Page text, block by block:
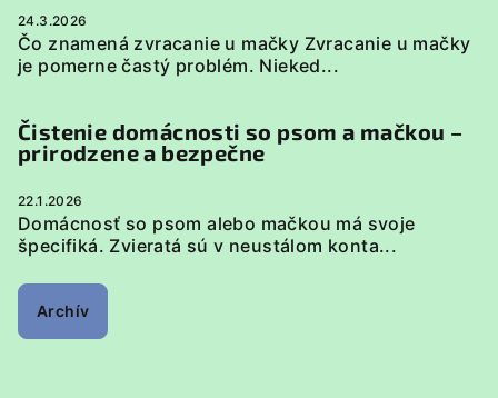
24.3.2026
Čo znamená zvracanie u mačky Zvracanie u mačky
je pomerne častý problém. Nieked...
Čistenie domácnosti so psom a mačkou –
prirodzene a bezpečne
22.1.2026
Domácnosť so psom alebo mačkou má svoje
špecifiká. Zvieratá sú v neustálom konta...
Archív